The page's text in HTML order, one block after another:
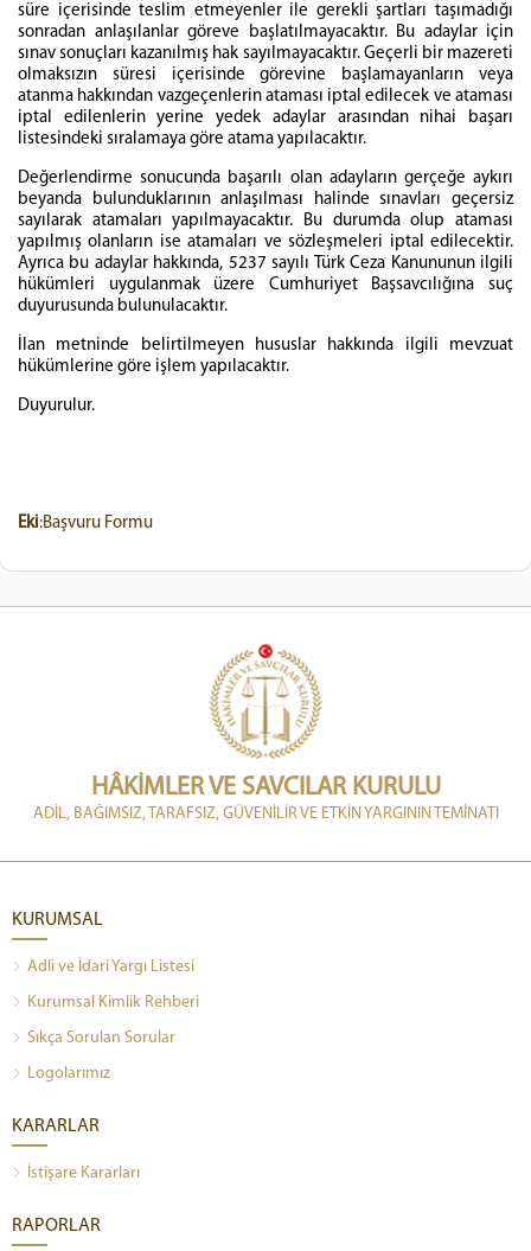
süre içerisinde teslim etmeyenler ile gerekli şartları taşımadığı
sonradan anlaşılanlar göreve başlatılmayacaktır. Bu adaylar için
sınav sonuçları kazanılmış hak sayılmayacaktır. Geçerli bir mazereti
olmaksızın süresi içerisinde görevine başlamayanların veya
atanma hakkından vazgeçenlerin ataması iptal edilecek ve ataması
iptal edilenlerin yerine yedek adaylar arasından nihai başarı
listesindeki sıralamaya göre atama yapılacaktır.
Değerlendirme sonucunda başarılı olan adayların gerçeğe aykırı
beyanda bulunduklarının anlaşılması halinde sınavları geçersiz
sayılarak atamaları yapılmayacaktır. Bu durumda olup ataması
yapılmış olanların ise atamaları ve sözleşmeleri iptal edilecektir.
Ayrıca bu adaylar hakkında, 5237 sayılı Türk Ceza Kanununun ilgili
hükümleri uygulanmak üzere Cumhuriyet Başsavcılığına suç
duyurusunda bulunulacaktır.
İlan metninde belirtilmeyen hususlar hakkında ilgili mevzuat
hükümlerine göre işlem yapılacaktır.
Duyurulur.
Eki:Başvuru Formu
HÂKİMLER VE SAVCILAR KURULU
ADİL, BAĞIMSIZ, TARAFSIZ, GÜVENİLİR VE ETKİN YARGININ TEMİNATI
KURUMSAL
Adli ve İdari Yargı Listesi
Kurumsal Kimlik Rehberi
Sıkça Sorulan Sorular
Logolarımız
KARARLAR
İstişare Kararları
RAPORLAR